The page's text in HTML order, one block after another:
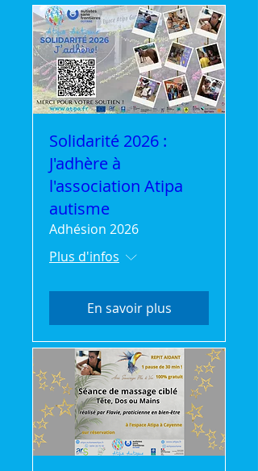
Solidarité 2026 :
J'adhère à
l'association Atipa
autisme
Adhésion 2026
Plus d'infos
En savoir plus